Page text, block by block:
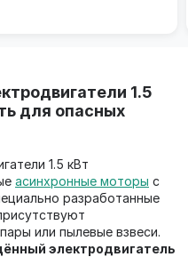
1.5
для опасных
1.5 кВт
асинхронные моторы с
разработанные
или пылевые взвеси.
электродвигатель